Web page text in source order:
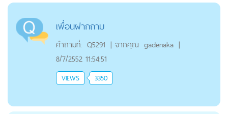
เพื่อนฝากถาม
คำถามที่: Q5291 | จากคุณ gadenaka |
8/7/2552 11:54:51
VIEWS 3350